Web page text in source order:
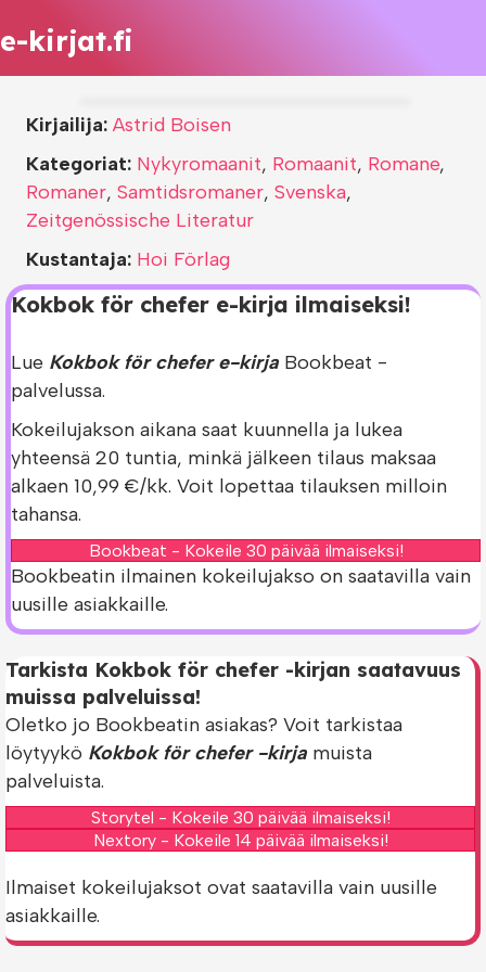
e-kirjat.fi
Kokbok för chefer e-kirja ilmaiseksi!
Lue Kokbok för chefer e-kirja Bookbeat -
palvelussa.
Kokeilujakson aikana saat kuunnella ja lukea
yhteensä 20 tuntia, minkä jälkeen tilaus maksaa
alkaen 10,99 €/kk. Voit lopettaa tilauksen milloin
tahansa.
Bookbeat - Kokeile 30 päivää ilmaiseksi!
Bookbeatin ilmainen kokeilujakso on saatavilla vain
uusille asiakkaille.
Kirjailija: Astrid Boisen
Kategoriat: Nykyromaanit, Romaanit, Romane,
Romaner, Samtidsromaner, Svenska,
Zeitgenössische Literatur
Kustantaja: Hoi Förlag
Tarkista Kokbok för chefer -kirjan saatavuus
muissa palveluissa!
Oletko jo Bookbeatin asiakas? Voit tarkistaa
löytyykö Kokbok för chefer -kirja muista
palveluista.
Storytel - Kokeile 30 päivää ilmaiseksi!
Nextory - Kokeile 14 päivää ilmaiseksi!
Ilmaiset kokeilujaksot ovat saatavilla vain uusille
asiakkaille.